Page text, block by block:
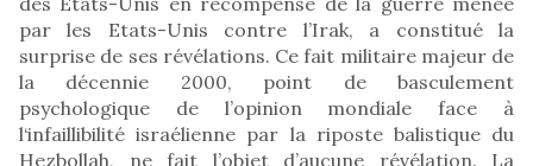
par les Etats-Unis contre l’Irak, a constitué la
surprise de ses révélations. Ce fait militaire majeur de
la décennie 2000, point de basculement
psychologique de l’opinion mondiale face à
l‘infaillibilité israélienne par la riposte balistique du
Hezbollah, ne fait l’objet d’aucune révélation. La